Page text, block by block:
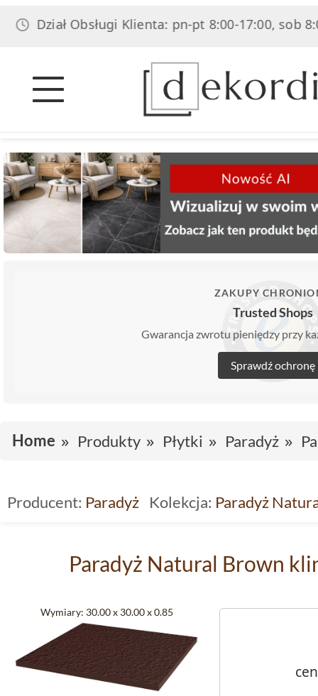
Obsługi Klienta: pn-pt 8:00-17:00, sob 8:00-
ZAKUPY
Trusted Shops
Gwarancja zwrotu pieniędzy przy
Sprawdź ochronę
Home Produkty Płytki Paradyż
Producent: Paradyż Kolekcja: Paradyż
Paradyż Natural Brown
Wymiary: 30.00 x 30.00 x 0.85